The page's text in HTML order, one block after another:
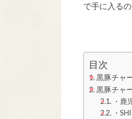
で手に入る
目次
黒豚チャ
黒豚チャ
・鹿
・